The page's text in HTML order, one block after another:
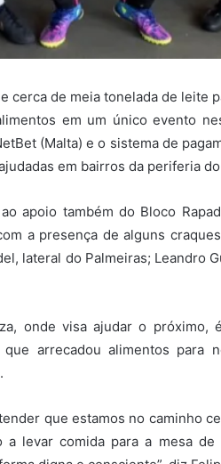
cerca de meia tonelada de leite
em um único evento
(Malta) e o sistema de
em bairros da periferia
apoio também do Bloco
a presença de alguns
lateral do Palmeiras; Leandro
onde visa ajudar o próximo,
arrecadou alimentos para
que estamos no caminho
a levar comida para a mesa